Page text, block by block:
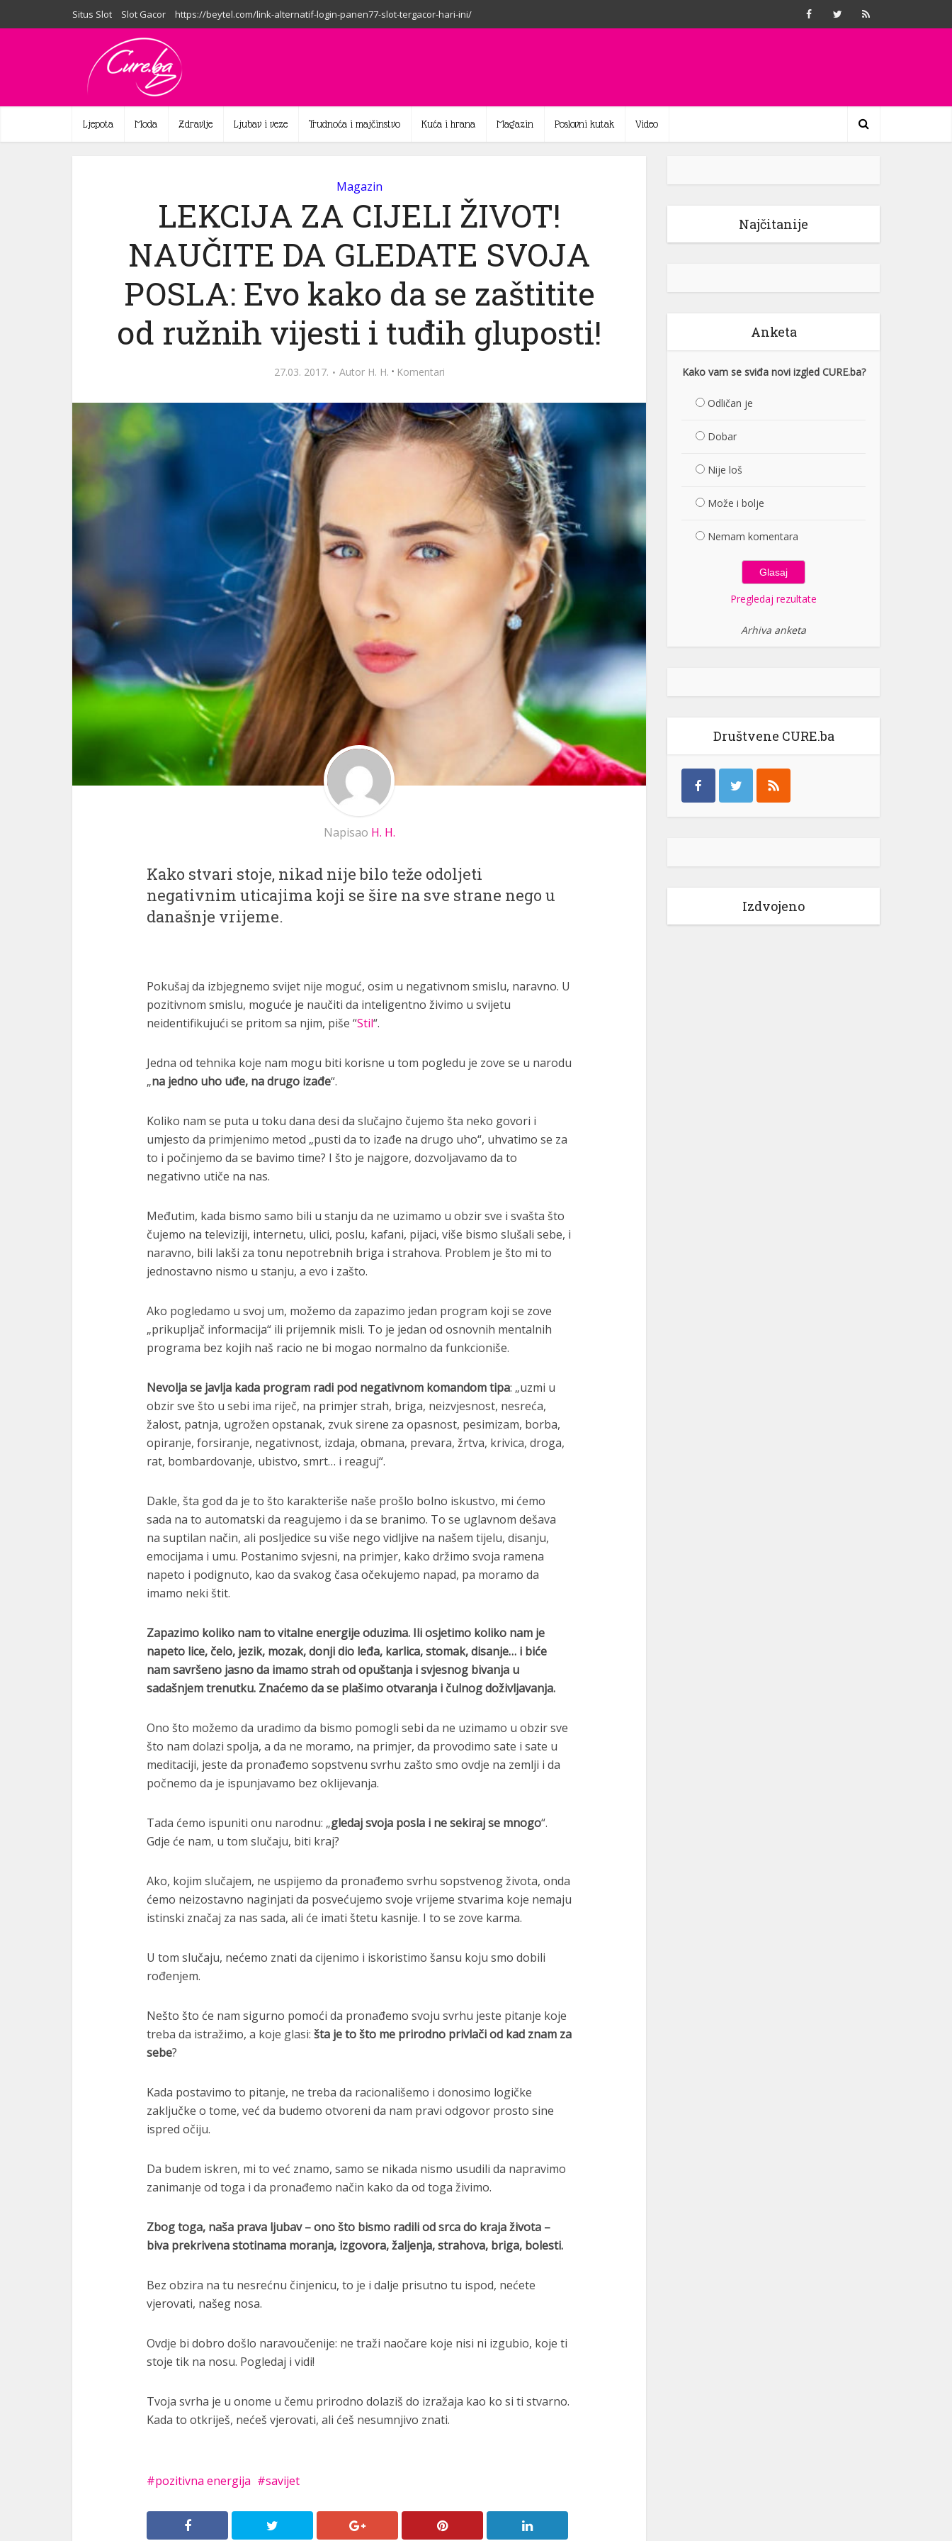
Situs Slot Slot Gacor https://beytel.com/link-alternatif-login-panen77-slot-tergacor-hari-ini/
Ljepota Moda Zdravlje Ljubav i veze Trudnoća i majčinstvo Kuća i hrana Magazin Poslovni kutak Video
Magazin
LEKCIJA ZA CIJELI ŽIVOT!
NAUČITE DA GLEDATE SVOJA
POSLA: Evo kako da se zaštitite
od ružnih vijesti i tuđih gluposti!
27.03. 2017. Autor H. H. · Komentari
Napisao H. H.
Kako stvari stoje, nikad nije bilo teže odoljeti
negativnim uticajima koji se šire na sve strane nego u
današnje vrijeme.
Pokušaj da izbjegnemo svijet nije moguć, osim u negativnom smislu, naravno. U
pozitivnom smislu, moguće je naučiti da inteligentno živimo u svijetu
neidentifikujući se pritom sa njim, piše “Stil“.
Jedna od tehnika koje nam mogu biti korisne u tom pogledu je zove se u narodu
„na jedno uho uđe, na drugo izađe“.
Koliko nam se puta u toku dana desi da slučajno čujemo šta neko govori i
umjesto da primjenimo metod „pusti da to izađe na drugo uho“, uhvatimo se za
to i počinjemo da se bavimo time? I što je najgore, dozvoljavamo da to
negativno utiče na nas.
Međutim, kada bismo samo bili u stanju da ne uzimamo u obzir sve i svašta što
čujemo na televiziji, internetu, ulici, poslu, kafani, pijaci, više bismo slušali sebe, i
naravno, bili lakši za tonu nepotrebnih briga i strahova. Problem je što mi to
jednostavno nismo u stanju, a evo i zašto.
Ako pogledamo u svoj um, možemo da zapazimo jedan program koji se zove
„prikupljač informacija“ ili prijemnik misli. To je jedan od osnovnih mentalnih
programa bez kojih naš racio ne bi mogao normalno da funkcioniše.
Nevolja se javlja kada program radi pod negativnom komandom tipa: „uzmi u
obzir sve što u sebi ima riječ, na primjer strah, briga, neizvjesnost, nesreća,
žalost, patnja, ugrožen opstanak, zvuk sirene za opasnost, pesimizam, borba,
opiranje, forsiranje, negativnost, izdaja, obmana, prevara, žrtva, krivica, droga,
rat, bombardovanje, ubistvo, smrt… i reaguj“.
Dakle, šta god da je to što karakteriše naše prošlo bolno iskustvo, mi ćemo
sada na to automatski da reagujemo i da se branimo. To se uglavnom dešava
na suptilan način, ali posljedice su više nego vidljive na našem tijelu, disanju,
emocijama i umu. Postanimo svjesni, na primjer, kako držimo svoja ramena
napeto i podignuto, kao da svakog časa očekujemo napad, pa moramo da
imamo neki štit.
Zapazimo koliko nam to vitalne energije oduzima. Ili osjetimo koliko nam je
napeto lice, čelo, jezik, mozak, donji dio leđa, karlica, stomak, disanje… i biće
nam savršeno jasno da imamo strah od opuštanja i svjesnog bivanja u
sadašnjem trenutku. Znaćemo da se plašimo otvaranja i čulnog doživljavanja.
Ono što možemo da uradimo da bismo pomogli sebi da ne uzimamo u obzir sve
što nam dolazi spolja, a da ne moramo, na primjer, da provodimo sate i sate u
meditaciji, jeste da pronađemo sopstvenu svrhu zašto smo ovdje na zemlji i da
počnemo da je ispunjavamo bez oklijevanja.
Tada ćemo ispuniti onu narodnu: „gledaj svoja posla i ne sekiraj se mnogo“.
Gdje će nam, u tom slučaju, biti kraj?
Ako, kojim slučajem, ne uspijemo da pronađemo svrhu sopstvenog života, onda
ćemo neizostavno naginjati da posvećujemo svoje vrijeme stvarima koje nemaju
istinski značaj za nas sada, ali će imati štetu kasnije. I to se zove karma.
U tom slučaju, nećemo znati da cijenimo i iskoristimo šansu koju smo dobili
rođenjem.
Nešto što će nam sigurno pomoći da pronađemo svoju svrhu jeste pitanje koje
treba da istražimo, a koje glasi: šta je to što me prirodno privlači od kad znam za
sebe?
Kada postavimo to pitanje, ne treba da racionališemo i donosimo logičke
zaključke o tome, već da budemo otvoreni da nam pravi odgovor prosto sine
ispred očiju.
Da budem iskren, mi to već znamo, samo se nikada nismo usudili da napravimo
zanimanje od toga i da pronađemo način kako da od toga živimo.
Zbog toga, naša prava ljubav – ono što bismo radili od srca do kraja života –
biva prekrivena stotinama moranja, izgovora, žaljenja, strahova, briga, bolesti.
Bez obzira na tu nesrećnu činjenicu, to je i dalje prisutno tu ispod, nećete
vjerovati, našeg nosa.
Ovdje bi dobro došlo naravoučenije: ne traži naočare koje nisi ni izgubio, koje ti
stoje tik na nosu. Pogledaj i vidi!
Tvoja svrha je u onome u čemu prirodno dolaziš do izražaja kao ko si ti stvarno.
Kada to otkriješ, nećeš vjerovati, ali ćeš nesumnjivo znati.
pozitivna energija savijet
Najčitanije
Anketa
Kako vam se sviđa novi izgled CURE.ba?
Odličan je
Dobar
Nije loš
Može i bolje
Nemam komentara
Pregledaj rezultate
Arhiva anketa
Društvene CURE.ba
Izdvojeno